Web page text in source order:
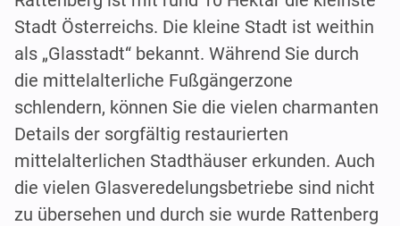
Stadt Österreichs. Die kleine Stadt ist weithin
als „Glasstadt“ bekannt. Während Sie durch
die mittelalterliche Fußgängerzone
schlendern, können Sie die vielen charmanten
Details der sorgfältig restaurierten
mittelalterlichen Stadthäuser erkunden. Auch
die vielen Glasveredelungsbetriebe sind nicht
zu übersehen und durch sie wurde Rattenberg